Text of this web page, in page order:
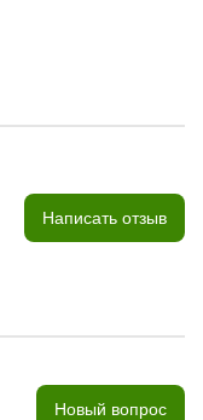
Написать отзыв
Новый вопрос